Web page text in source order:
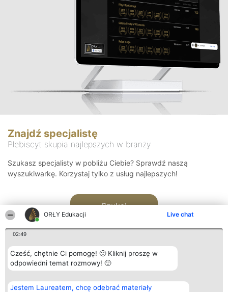
ORŁY Edukacji Live chat
02:49
Cześć, chętnie Ci pomogę! 🙂 Kliknij proszę w
odpowiedni temat rozmowy! 🙂
Jestem Laureatem, chcę odebrać materiały
Znajdź specjalistę
Plebiscyt skupia najlepszych w branży
Szukasz specjalisty w pobliżu Ciebie? Sprawdź naszą
wyszukiwarkę. Korzystaj tylko z usług najlepszych!
Szukaj
Organizator plebiscytu
Bright Side Solutions sp. z o.
Plebiscyt
Laureaci
Kontakt
Kontakt